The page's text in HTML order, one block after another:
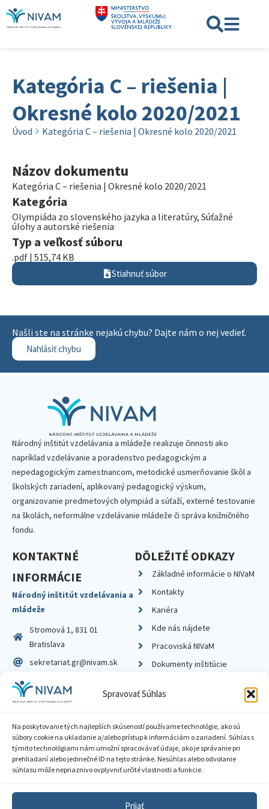
Spravovať Súhlas
Na poskytovanie tých najlepších skúseností používame technológie, ako sú
súbory cookie na ukladanie a/alebo prístup k informáciám o zariadení. Súhlas s
týmito technológiami nám umožní spracovávať údaje, ako je správanie pri
prehliadaní alebo jedinečné ID na tejto stránke. Nesúhlas alebo odvolanie
súhlasu môže nepriaznivo ovplyvniť určité vlastnosti a funkcie.
Prijať
Kategória C – riešenia |
Okresné kolo 2020/2021
Úvod Kategória C – riešenia | Okresné kolo 2020/2021
Názov dokumentu
Kategória C – riešenia | Okresné kolo 2020/2021
Kategória
Olympiáda zo slovenského jazyka a literatúry, Súťažné
úlohy a autorské riešenia
Typ a veľkosť súboru
.pdf | 515,74 KB
Stiahnuť súbor
Našli ste na stránke nejakú chybu? Dajte nám o nej vedieť.
Nahlásiť chybu
Národný inštitút vzdelávania a mládeže realizuje činnosti ako
napríklad vzdelávanie a poradenstvo pedagogickým a
nepedagogickým zamestnancom, metodické usmerňovanie škôl a
školských zariadení, aplikovaný pedagogický výskum,
organizovanie predmetových olympiád a súťaží, externé testovanie
na školách, neformálne vzdelávanie mládeže či správa knižničného
fondu.
KONTAKTNÉ
INFORMÁCIE
Národný inštitút vzdelávania a
mládeže
Stromová 1, 831 01
Bratislava
sekretariat.gr@nivam.sk
IČO: 00164348
DIČ: 2020798714
DÔLEŽITÉ ODKAZY
Základné informácie o NIVaM
Kontakty
Kariéra
Kde nás nájdete
Pracoviská NIVaM
Dokumenty inštitúcie
Zásady ochrany súkromia